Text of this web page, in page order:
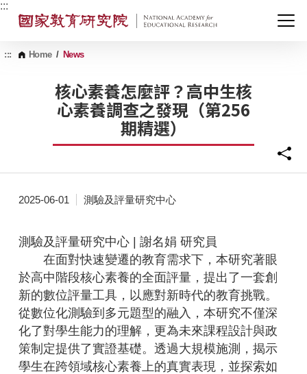
G
C
:::
::: Home / News
核心素養怎麼評？高中生核
心素養調查之發現（第256
期精選）
2025-06-01 測驗及評量研究中心
測驗及評量研究中心 | 謝名娟 研究員
在面對快速變遷的教育需求下，本研究著眼
於高中階段核心素養的全面評量，提出了一套創
新的數位評量工具，以應對新時代的教育挑戰。
從數位化測驗到多元題型的融入，本研究不僅深
化了對學生能力的理解，更為未來課程設計與政
策制定提供了實證基礎。透過大規模施測，揭示
學生在跨領域核心素養上的真實表現，並探索如